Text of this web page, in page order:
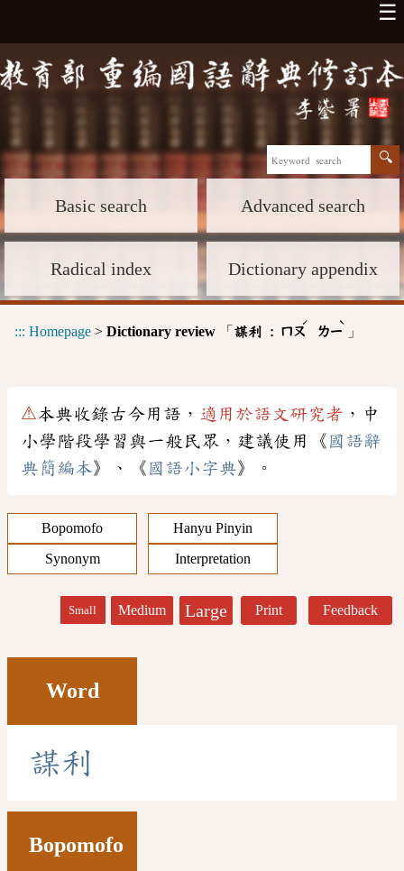
☰
Basic search Advanced search
Radical index Dictionary appendix
::: Homepage > Dictionary review 「 謀利 : ㄇㄡ
ˊ
ㄌㄧ
ˋ
」
⚠本典收錄古今用語， 適用於語文研究者 ，中
小學階段學習與一般民眾，建議使用《 國語辭
典簡編本》、《 國語小字典》。
Bopomofo
Hanyu Pinyin
Synonym
Interpretation
Small Medium Large Print Feedback
Word
謀利
Bopomofo